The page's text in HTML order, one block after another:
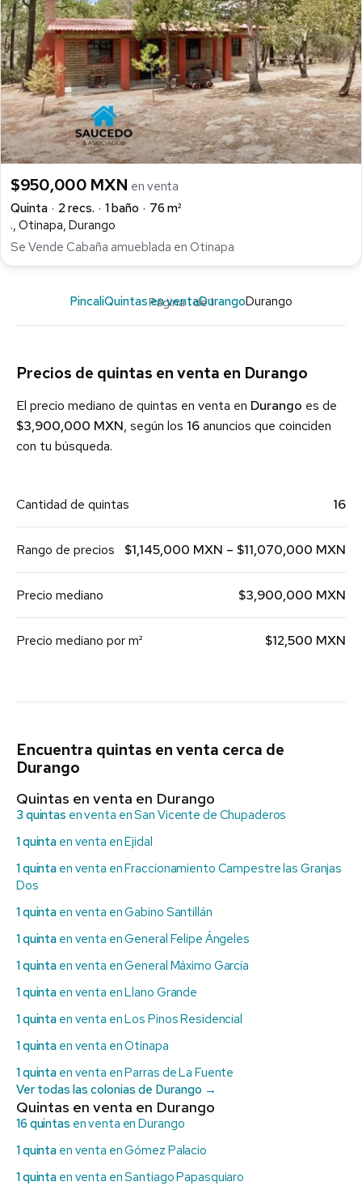
$950,000 MXN en venta
Quinta
2 recs. 1 baño
76 m²
., Otinapa, Durango
Se Vende Cabaña amueblada en Otinapa
Página 1 de 1
PincaliQuintas en ventaDurangoDurango
Precios de quintas en venta en Durango
El precio mediano de quintas en venta en Durango es de
$3,900,000 MXN, según los 16anuncios que coinciden
con tu búsqueda.
Cantidad de quintas 16
Rango de precios $1,145,000 MXN – $11,070,000 MXN
Precio mediano $3,900,000 MXN
Precio mediano por m² $12,500 MXN
Encuentra quintas en venta cerca de
Durango
Quintas en venta en Durango
3 quintas en venta en San Vicente de Chupaderos
1 quinta en venta en Ejidal
1 quinta en venta en Fraccionamiento Campestre las Granjas
Dos
1 quinta en venta en Gabino Santillán
1 quinta en venta en General Felipe Ángeles
1 quinta en venta en General Máximo García
1 quinta en venta en Llano Grande
1 quinta en venta en Los Pinos Residencial
1 quinta en venta en Otinapa
1 quinta en venta en Parras de La Fuente
Ver todas las colonias de Durango →
Quintas en venta en Durango
16 quintas en venta en Durango
1 quinta en venta en Gómez Palacio
1 quinta en venta en Santiago Papasquiaro